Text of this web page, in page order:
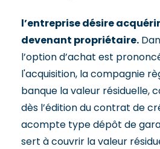
l’entreprise désire
devenant propriétaire.
l’option d’achat est
l'acquisition, la compagnie
banque la valeur résiduelle,
dès l’édition du contrat de
acompte type dépôt de
sert à couvrir la valeur